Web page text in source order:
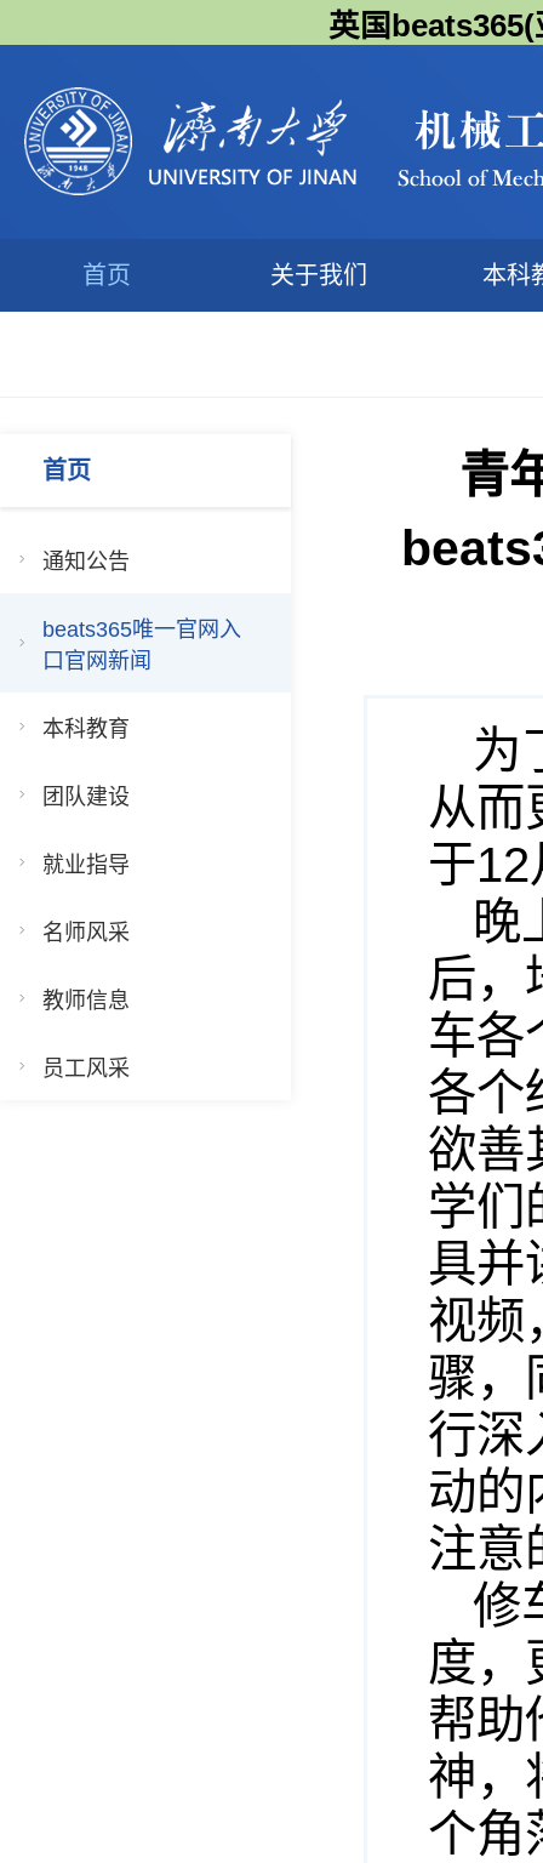
英国
首页 关于我们 本科
首页
通知公告
beats365唯一官网入
口官网新闻
本科教育
团队建设
就业指导
名师风采
教师信息
员工风采
青
为
从而
于
晚
后，
车各
各个
欲善
学们
具并
视频
骤，
行深
动的
注意
修
度，
帮助
神，
个角